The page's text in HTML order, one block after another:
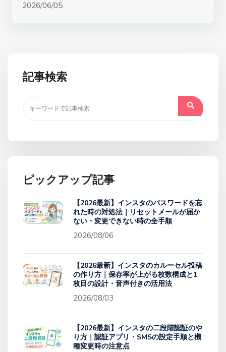
2026/06/05
記事検索
ピックアップ記事
【2026最新】インスタのパスワードを忘
れた時の対処法｜リセットメールが届か
ない・変更できない時の全手順
2026/08/06
【2026最新】インスタのカルーセル投稿
の作り方｜保存率が上がる枚数構成と1
枚目の設計・音声付きの活用法
2026/08/03
【2026最新】インスタの二段階認証のや
り方｜認証アプリ・SMSの設定手順と機
種変更時の注意点